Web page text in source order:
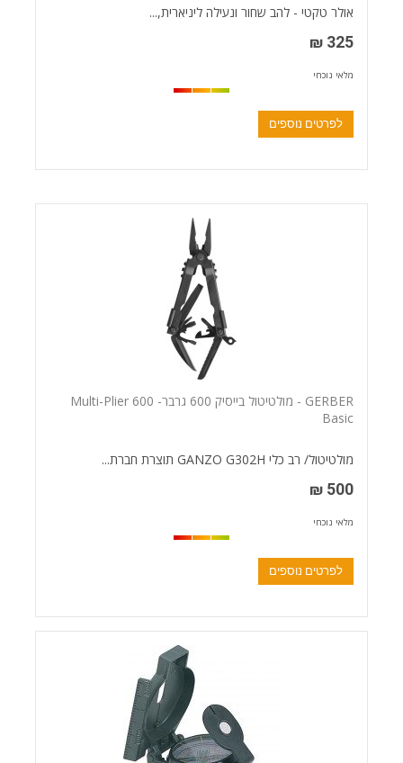
אולר טקטי - להב שחור ונעילה ליניארית,...
325 ₪
מלאי נוכחי
לפרטים נוספים
GERBER - מולטיטול בייסיק 600 גרבר- Multi-Plier 600
Basic
מולטיטול/ רב כלי GANZO G302H תוצרת חברת...
500 ₪
מלאי נוכחי
לפרטים נוספים